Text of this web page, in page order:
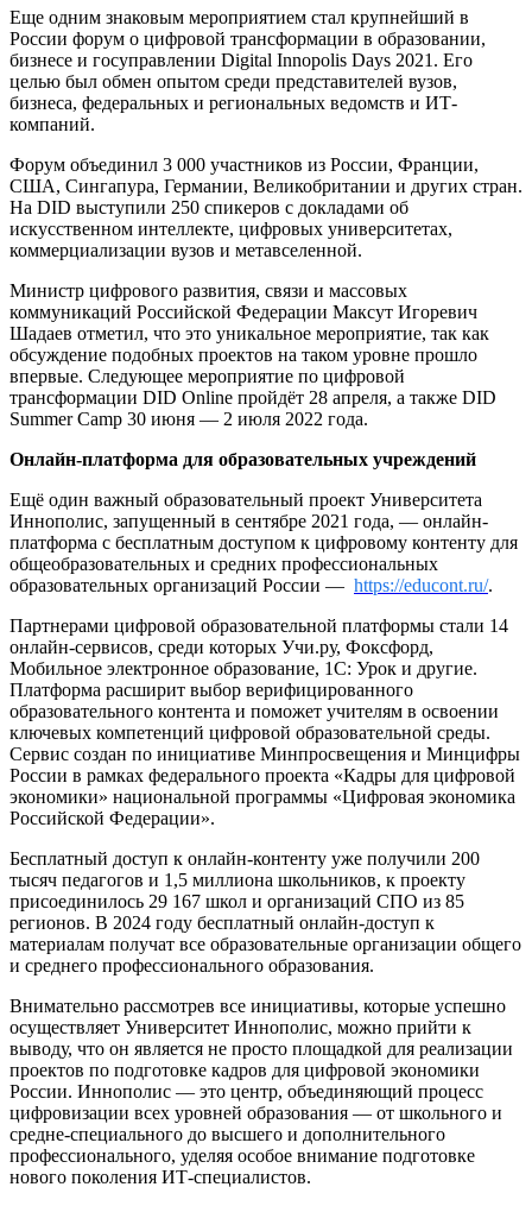
Еще одним знаковым мероприятием стал крупнейший в
России форум о цифровой трансформации в образовании,
бизнесе и госуправлении Digital Innopolis Days 2021. Его
целью был обмен опытом среди представителей вузов,
бизнеса, федеральных и региональных ведомств и ИТ-
компаний.
Форум объединил 3 000 участников из России, Франции,
США, Сингапура, Германии, Великобритании и других стран.
На DID выступили 250 спикеров с докладами об
искусственном интеллекте, цифровых университетах,
коммерциализации вузов и метавселенной.
Министр цифрового развития, связи и массовых
коммуникаций Российской Федерации Максут Игоревич
Шадаев отметил, что это уникальное мероприятие, так как
обсуждение подобных проектов на таком уровне прошло
впервые. Следующее мероприятие по цифровой
трансформации DID Online пройдёт 28 апреля, а также DID
Summer Camp 30 июня — 2 июля 2022 года.
Онлайн-платформа для образовательных учреждений
Ещё один важный образовательный проект Университета
Иннополис, запущенный в сентябре 2021 года, — онлайн-
платформа с бесплатным доступом к цифровому контенту для
общеобразовательных и средних профессиональных
образовательных организаций России — https://educont.ru/.
Партнерами цифровой образовательной платформы стали 14
онлайн-сервисов, среди которых Учи.ру, Фоксфорд,
Мобильное электронное образование, 1С: Урок и другие.
Платформа расширит выбор верифицированного
образовательного контента и поможет учителям в освоении
ключевых компетенций цифровой образовательной среды.
Сервис создан по инициативе Минпросвещения и Минцифры
России в рамках федерального проекта «Кадры для цифровой
экономики» национальной программы «Цифровая экономика
Российской Федерации».
Бесплатный доступ к онлайн-контенту уже получили 200
тысяч педагогов и 1,5 миллиона школьников, к проекту
присоединилось 29 167 школ и организаций СПО из 85
регионов. В 2024 году бесплатный онлайн-доступ к
материалам получат все образовательные организации общего
и среднего профессионального образования.
Внимательно рассмотрев все инициативы, которые успешно
осуществляет Университет Иннополис, можно прийти к
выводу, что он является не просто площадкой для реализации
проектов по подготовке кадров для цифровой экономики
России. Иннополис — это центр, объединяющий процесс
цифровизации всех уровней образования — от школьного и
средне-специального до высшего и дополнительного
профессионального, уделяя особое внимание подготовке
нового поколения ИТ-специалистов.